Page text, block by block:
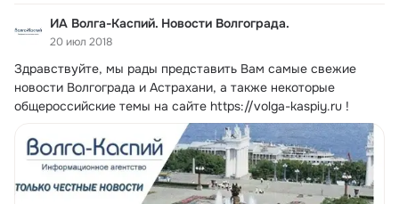
ИА Волга-Каспий. Новости Волгограда.
20 июл 2018
Здравствуйте, мы рады представить Вам самые свежие
новости Волгограда и Астрахани, а также некоторые
общероссийские темы на сайте https://volga-kaspiy.ru !